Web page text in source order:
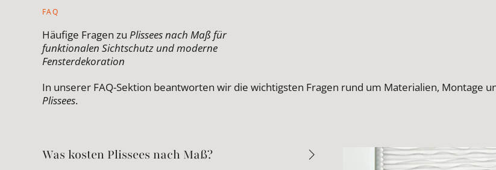
FAQ
Häufige Fragen zu Plissees nach Maß für
funktionalen Sichtschutz und moderne
Fensterdekoration
In unserer FAQ-Sektion beantworten wir die wichtigsten Fragen rund um Materialien, Montage
Plissees.
Was kosten Plissees nach Maß?